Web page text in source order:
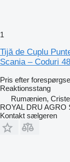
1
Tijă de Cuplu
Scania – Coduri
Pris efter
Reaktionsstang
Rumænien,
ROYAL DRU AGRO
Kontakt sælgeren